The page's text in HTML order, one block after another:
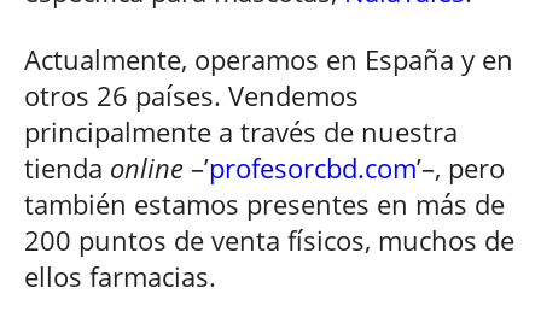
Actualmente, operamos en España y en
otros 26 países. Vendemos
principalmente a través de nuestra
tienda online –’profesorcbd.com’–, pero
también estamos presentes en más de
200 puntos de venta físicos, muchos de
ellos farmacias.